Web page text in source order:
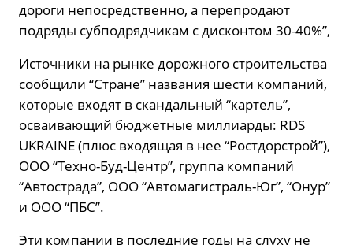
дороги непосредственно, а перепродают
подряды субподрядчикам с дисконтом 30-40%”,
Источники на рынке дорожного строительства
сообщили “Стране” названия шести компаний,
которые входят в скандальный “картель”,
осваивающий бюджетные миллиарды: RDS
UKRAINE (плюс входящая в нее “Ростдорстрой”),
ООО “Техно-Буд-Центр”, группа компаний
“Автострада”, ООО “Автомагистраль-Юг”, “Онур”
и ООО “ПБС”.
Эти компании в последние годы на слуху не